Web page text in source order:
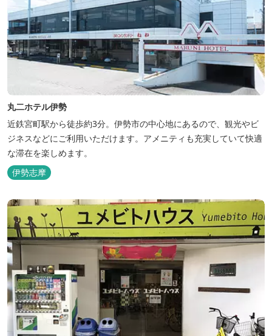
丸二ホテル伊勢
近鉄宮町駅から徒歩約3分。伊勢市の中心地にあるので、観光やビ
ジネスなどにご利用いただけます。アメニティも充実していて快適
な滞在を楽しめます。
伊勢志摩